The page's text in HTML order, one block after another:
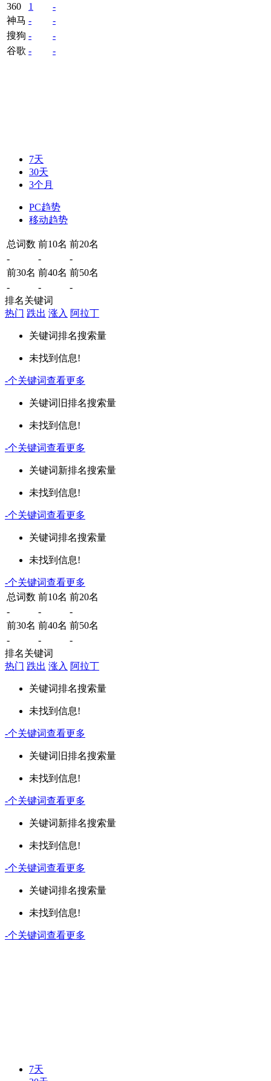
360
1
-
神马 -
-
搜狗 -
-
谷歌 - -
7天
30天
3个月
PC趋势
移动趋势
总词数 前10名 前20名
-
-
-
前30名 前40名 前50名
-
-
-
排名关键词
热门 跌出 涨入 阿拉丁
关键词排名搜索量
未找到信息!
-个关键词查看更多
关键词 旧排名搜索量
未找到信息!
-个关键词查看更多
关键词新排名搜索量
未找到信息!
-个关键词查看更多
关键词排名搜索量
未找到信息!
-个关键词查看更多
总词数 前10名 前20名
-
-
-
前30名 前40名 前50名
-
-
-
排名关键词
热门 跌出 涨入 阿拉丁
关键词排名搜索量
未找到信息!
-个关键词查看更多
关键词 旧排名搜索量
未找到信息!
-个关键词查看更多
关键词新排名搜索量
未找到信息!
-个关键词查看更多
关键词排名搜索量
未找到信息!
-个关键词查看更多
7天